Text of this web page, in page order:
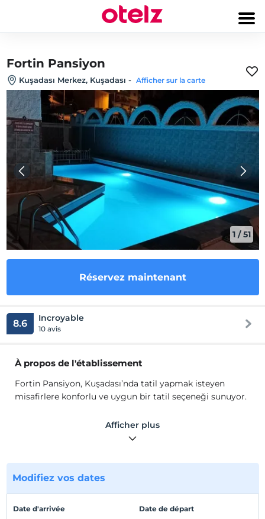
Fortin Pansiyon
Kuşadası Merkez, Kuşadası - Afficher sur la carte
1 /51
Réservez maintenant
8.6 Incroyable
10 avis
À propos de l'établissement
Fortin Pansiyon, Kuşadası’nda tatil yapmak isteyen
misafirlere konforlu ve uygun bir tatil seçeneği sunuyor.
havuz ve şezlong ve şemsiyelerin sunulduğu
güneşlenme terası sıcak yaz günlerini gün ışığından
Her odasında balkon erişimi bulunmaktadır.
günlük açık büfe kahvaltı 4 Euro olup,klima ücreti
günlük 5 Euro'dur.
Afficher plus
Modifiez vos dates
Date d'arrivée Date de départ